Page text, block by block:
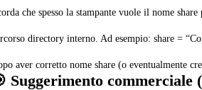
che spesso la stampante vuole il nome
directory interno. Ad esempio: share =
aver corretto nome share (o eventualmente
Suggerimento commerciale